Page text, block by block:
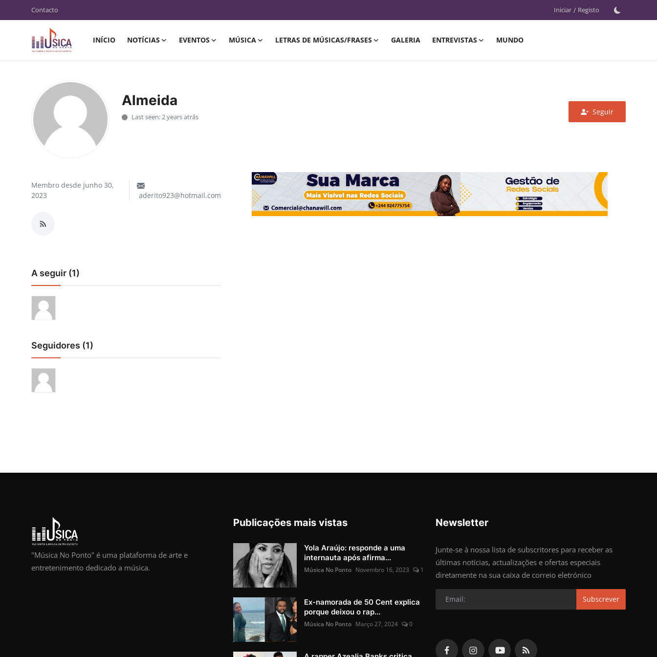
Contacto Iniciar / Registo
INÍCIO NOTÍCIAS EVENTOS MÚSICA LETRAS DE MÚSICAS/FRASES GALERIA ENTREVISTAS MUNDO
Almeida
Last seen: 2 years atrás
Seguir
Membro desde junho 30,
2023
aderito923@hotmail.com
A seguir (1)
Seguidores (1)
"Música No Ponto" é uma plataforma de arte e
entretenimento dedicado a música.
Publicações mais vistas
Yola Araújo: responde a uma
internauta após afirma...
Música No Ponto Novembro 16, 2023 1
Ex-namorada de 50 Cent explica
porque deixou o rap...
Música No Ponto Março 27, 2024 0
Newsletter
Junte-se à nossa lista de subscritores para receber as
últimas notícias, actualizações e ofertas especiais
diretamente na sua caixa de correio eletrónico
Subscrever